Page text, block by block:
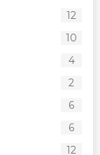
12
10
4
2
6
6
12